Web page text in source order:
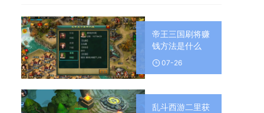
帝王三国刷将赚
钱方法是什么
07-26
乱斗西游二里获